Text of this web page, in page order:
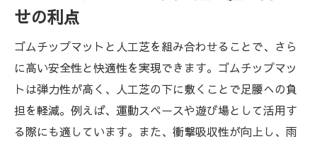
せの利点
ゴムチップマットと人工芝を組み合わせることで、さら
に高い安全性と快適性を実現できます。ゴムチップマッ
トは弾力性が高く、人工芝の下に敷くことで足腰への負
担を軽減。例えば、運動スペースや遊び場として活用す
る際にも適しています。また、衝撃吸収性が向上し、雨